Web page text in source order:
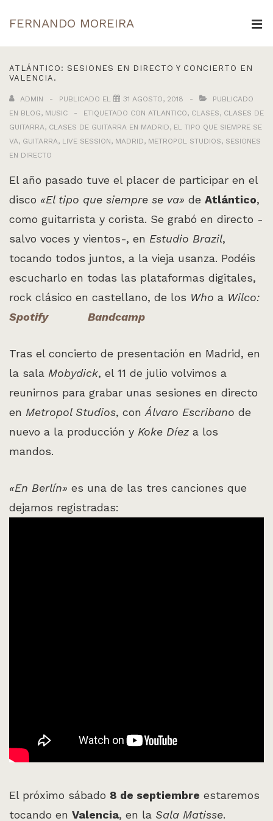
Saltar
al
contenido
FERNANDO MOREIRA
principal
ATLÁNTICO: SESIONES EN DIRECTO Y CONCIERTO EN
VALENCIA.
ADMIN PUBLICADO EL 31 AGOSTO, 2018
PUBLICADO
EN BLOG, MUSIC ETIQUETADO CON ATLANTICO, CLASES, CLASES DE
GUITARRA, CLASES DE GUITARRA EN MADRID, EL TIPO QUE SIEMPRE SE
VA, GUITARRA, LIVE SESSION, MADRID, METROPOL STUDIOS, SESIONES
EN DIRECTO
El año pasado tuve el placer de participar en el
disco «El tipo que siempre se va» de Atlántico,
como guitarrista y corista. Se grabó en directo -
salvo voces y vientos-, en Estudio Brazil,
tocando todos juntos, a la vieja usanza. Podéis
escucharlo en todas las plataformas digitales,
rock clásico en castellano, de los Who a Wilco:
Spotify
Bandcamp
Tras el concierto de presentación en Madrid, en
la sala Mobydick, el 11 de julio volvimos a
reunirnos para grabar unas sesiones en directo
en Metropol Studios, con Álvaro Escribano de
nuevo a la producción y Koke Díez a los
mandos.
«En Berlín» es una de las tres canciones que
dejamos registradas:
El próximo sábado 8 de septiembre estaremos
tocando en Valencia, en la Sala Matisse.